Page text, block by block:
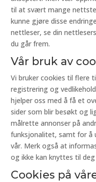
til at svært mange
kunne gjøre disse
nettleser, se din
du går frem.
Vår bruk av
Vi bruker cookies til flere
registrering og
hjelper oss med å få et
sider som blir besøkt og
målrette annonser på
funksjonalitet, samt for å
vår. Merk også at
og ikke kan knyttes til
Cookies på